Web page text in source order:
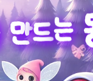
만드는